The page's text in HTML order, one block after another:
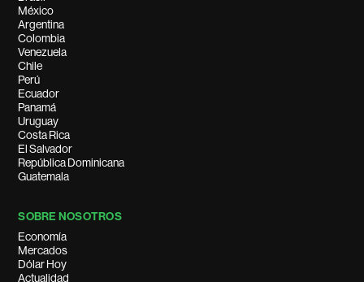
México
Argentina
Colombia
Venezuela
Chile
Perú
Ecuador
Panamá
Uruguay
Costa Rica
El Salvador
República Dominicana
Guatemala
SOBRE NOSOTROS
Economía
Mercados
Dólar Hoy
Actualidad